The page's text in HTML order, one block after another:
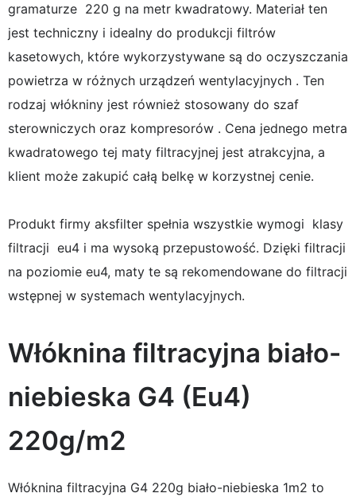
gramaturze 220 g na metr kwadratowy. Materiał ten
jest techniczny i idealny do produkcji filtrów
kasetowych, które wykorzystywane są do oczyszczania
powietrza w różnych urządzeń wentylacyjnych . Ten
rodzaj włókniny jest również stosowany do szaf
sterowniczych oraz kompresorów . Cena jednego metra
kwadratowego tej maty filtracyjnej jest atrakcyjna, a
klient może zakupić całą belkę w korzystnej cenie.
Produkt firmy aksfilter spełnia wszystkie wymogi klasy
filtracji eu4 i ma wysoką przepustowość. Dzięki filtracji
na poziomie eu4, maty te są rekomendowane do filtracji
wstępnej w systemach wentylacyjnych.
Włóknina filtracyjna biało-
niebieska G4 (Eu4)
220g/m2
Włóknina filtracyjna G4 220g biało-niebieska 1m2 to